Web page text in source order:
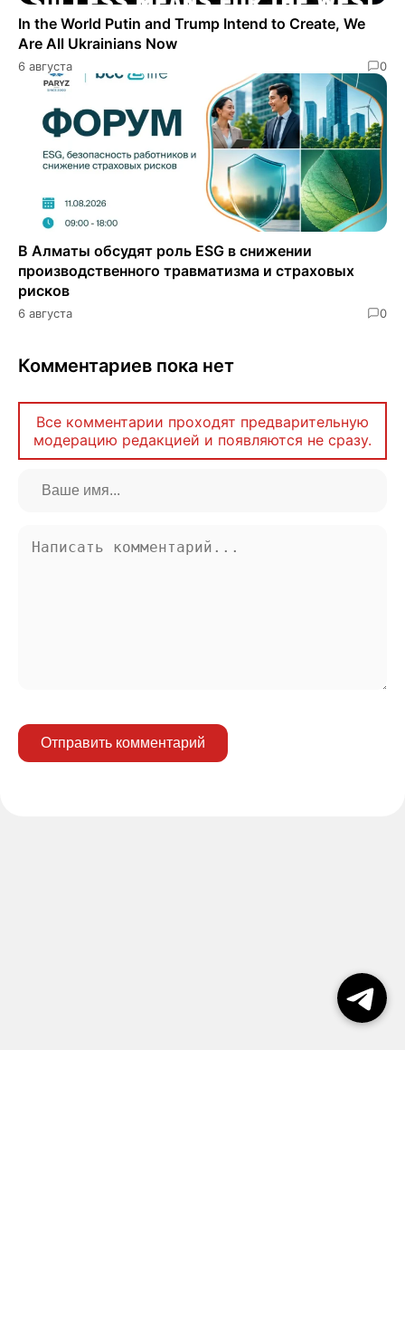
In the World Putin and Trump Intend to Create, We
Are All Ukrainians Now
6 августа 0
В Алматы обсудят роль ESG в снижении
производственного травматизма и страховых
рисков
6 августа 0
Комментариев пока нет
Все комментарии проходят предварительную
модерацию редакцией и появляются не сразу.
Отправить комментарий